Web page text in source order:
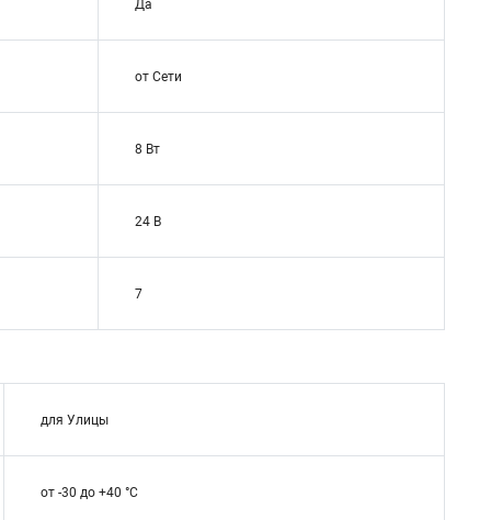
Да
от Сети
8 Вт
24 В
7
для Улицы
от -30 до +40 °С